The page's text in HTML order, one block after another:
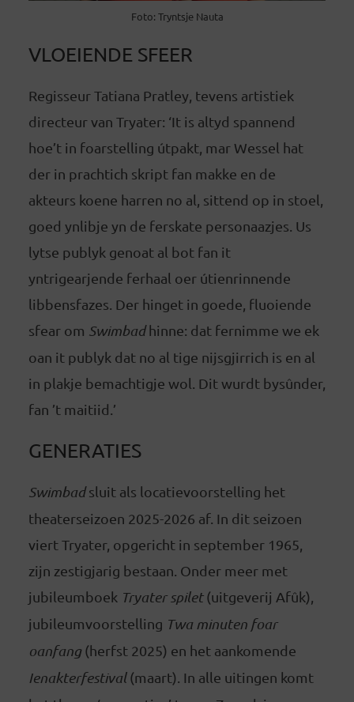
Foto: Tryntsje Nauta
VLOEIENDE SFEER
Regisseur Tatiana Pratley, tevens artistiek
directeur van Tryater: ‘It is altyd spannend
hoe’t in foarstelling útpakt, mar Wessel hat
der in prachtich skript fan makke en de
akteurs koene harren no al, sittend op in stoel,
goed ynlibje yn de ferskate personaazjes. Us
lytse publyk genoat al bot fan it
yntrigearjende ferhaal oer útienrinnende
libbensfazes. Der hinget in goede, fluoiende
sfear om Swimbadhinne: dat fernimme we ek
oan it publyk dat no al tige nijsgjirrich is en al
in plakje bemachtigje wol. Dit wurdt bysûnder,
fan ’t maitiid.’
GENERATIES
Swimbadsluit als locatievoorstelling het
theaterseizoen 2025-2026 af. In dit seizoen
viert Tryater, opgericht in september 1965,
zijn zestigjarig bestaan. Onder meer met
jubileumboek Tryater spilet(uitgeverij Afûk),
jubileumvoorstelling Twa minuten foar
oanfang(herfst 2025) en het aankomende
Ienakterfestival(maart). In alle uitingen komt